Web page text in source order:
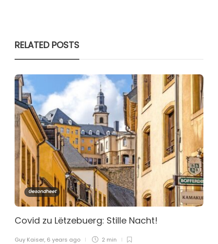
RELATED POSTS
Gesondheet
Covid zu Lëtzebuerg: Stille Nacht!
Guy Kaiser, 6 years ago 2 min